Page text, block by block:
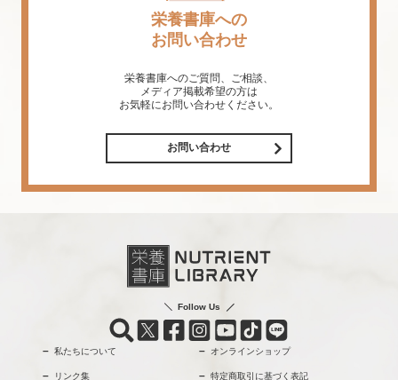
栄養書庫への
お問い合わせ
栄養書庫へのご質問、ご相談、
メディア掲載希望の方は
お気軽にお問い合わせください。
お問い合わせ
Follow Us
私たちについて オンラインショップ
リンク集 特定商取引に基づく表記